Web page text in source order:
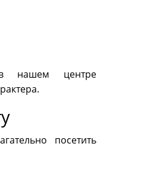
нашем центре
посетить